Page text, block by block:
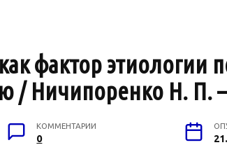
фактор этиологии
/ Ничипоренко Н. П.
КОММЕНТАРИИ
0